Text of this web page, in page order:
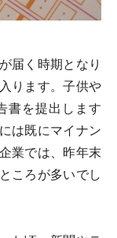
届く時期となり
ります。子供や
書を提出します
は既にマイナン
業では、昨年末
ころが多いでし